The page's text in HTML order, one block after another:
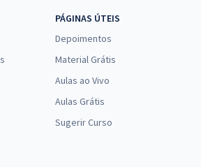
PÁGINAS ÚTEIS
Depoimentos
Material Grátis
Aulas ao Vivo
Aulas Grátis
Sugerir Curso